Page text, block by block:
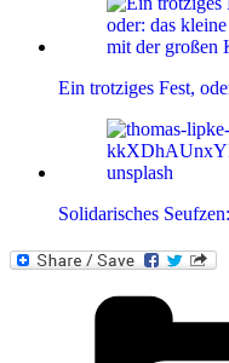
Ein trotziges Fest,
Solidarisches